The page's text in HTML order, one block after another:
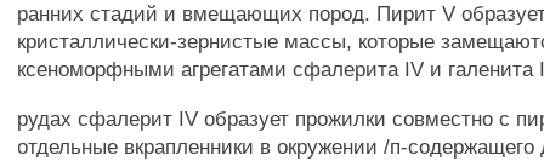
ранних стадий и вмещающих пород. Пирит V
кристаллически-зернистые массы, которые
ксеноморфными агрегатами сфалерита IV и
рудах сфалерит IV образует прожилки совместно с
отдельные вкрапленники в окружении /п-